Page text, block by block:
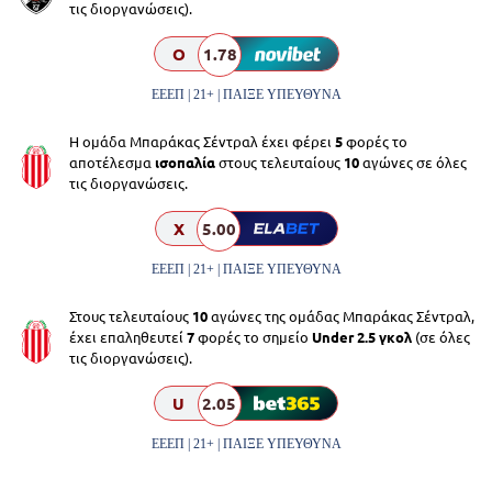
τις διοργανώσεις).
O 1.78
ΕΕΕΠ | 21+ | ΠΑΙΞΕ ΥΠΕΥΘΥΝΑ
Η ομάδα Μπαράκας Σέντραλ έχει φέρει 5φορές το
αποτέλεσμα ισοπαλίαστους τελευταίους 10αγώνες σε όλες
τις διοργανώσεις.
X 5.00
ΕΕΕΠ | 21+ | ΠΑΙΞΕ ΥΠΕΥΘΥΝΑ
Στους τελευταίους 10αγώνες της ομάδας Μπαράκας Σέντραλ,
έχει επαληθευτεί 7φορές το σημείο Under 2.5 γκολ (σε όλες
τις διοργανώσεις).
U 2.05
ΕΕΕΠ | 21+ | ΠΑΙΞΕ ΥΠΕΥΘΥΝΑ